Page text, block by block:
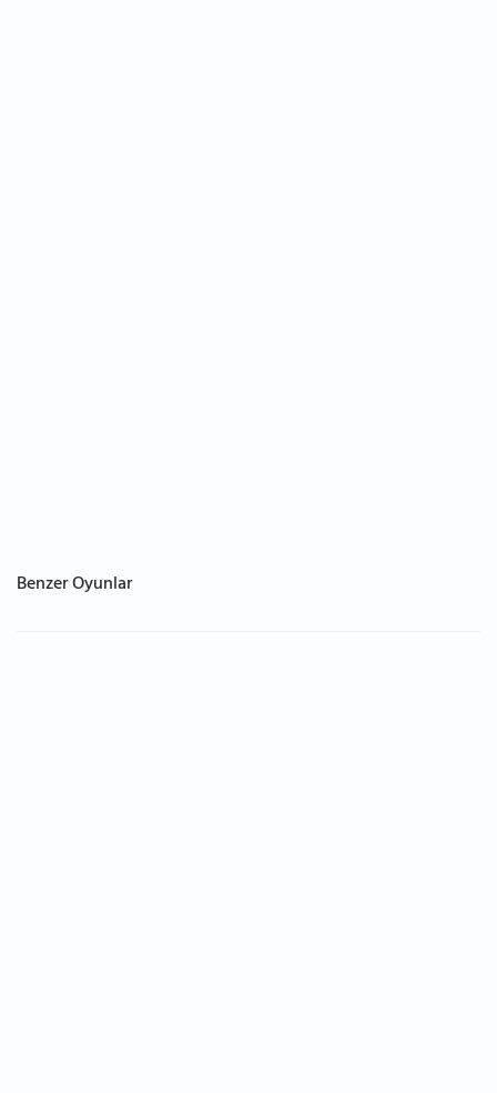
Benzer Oyunlar